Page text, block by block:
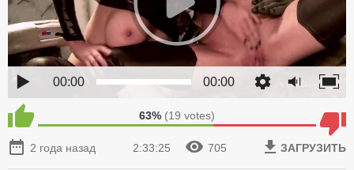
00:00 00:00
63% (19 votes)
2 года назад 2:33:25 705 ЗАГРУЗИТЬ